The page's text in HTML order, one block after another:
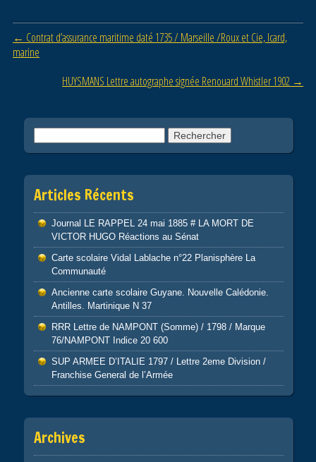
o
k
Post navigation
← Contrat d’assurance maritime daté 1735 / Marseille /Roux et Cie, Icard,
marine
HUYSMANS Lettre autographe signée Renouard Whistler 1902 →
Articles Récents
Journal LE RAPPEL 24 mai 1885 # LA MORT DE
VICTOR HUGO Réactions au Sénat
Carte scolaire Vidal Lablache n°22 Planisphère La
Communauté
Ancienne carte scolaire Guyane. Nouvelle Calédonie.
Antilles. Martinique N 37
RRR Lettre de NAMPONT (Somme) / 1798 / Marque
76/NAMPONT Indice 20 600
SUP ARMEE D’ITALIE 1797 / Lettre 2eme Division /
Franchise General de l’Armée
Archives